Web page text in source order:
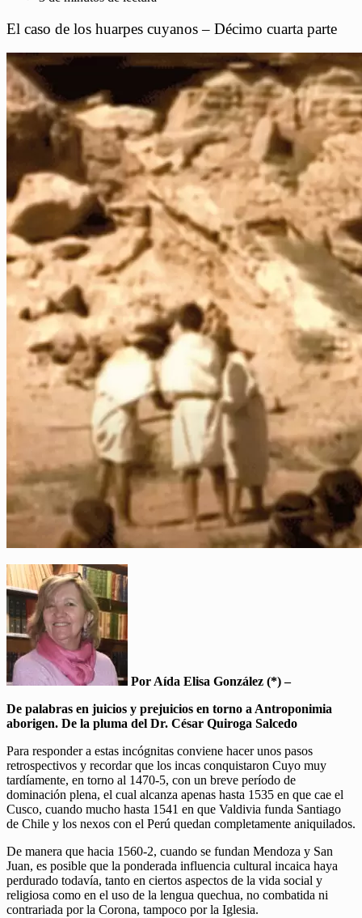
El caso de los huarpes cuyanos – Décimo cuarta parte
Por Aída Elisa González (*) –
De palabras en juicios y prejuicios en torno a Antroponimia
aborigen. De la pluma del Dr. César Quiroga Salcedo
Para responder a estas incógnitas conviene hacer unos pasos
retrospectivos y recordar que los incas conquistaron Cuyo muy
tardíamente, en torno al 1470-5, con un breve período de
dominación plena, el cual alcanza apenas hasta 1535 en que cae el
Cusco, cuando mucho hasta 1541 en que Valdivia funda Santiago
de Chile y los nexos con el Perú quedan completamente aniquilados.
De manera que hacia 1560-2, cuando se fundan Mendoza y San
Juan, es posible que la ponderada influencia cultural incaica haya
perdurado todavía, tanto en ciertos aspectos de la vida social y
religiosa como en el uso de la lengua quechua, no combatida ni
contrariada por la Corona, tampoco por la Iglesia.